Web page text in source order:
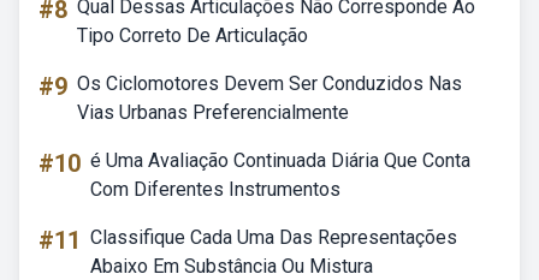
#8 Qual Dessas Articulações Não Corresponde Ao
Tipo Correto De Articulação
#9 Os Ciclomotores Devem Ser Conduzidos Nas
Vias Urbanas Preferencialmente
#10 é Uma Avaliação Continuada Diária Que Conta
Com Diferentes Instrumentos
#11 Classifique Cada Uma Das Representações
Abaixo Em Substância Ou Mistura